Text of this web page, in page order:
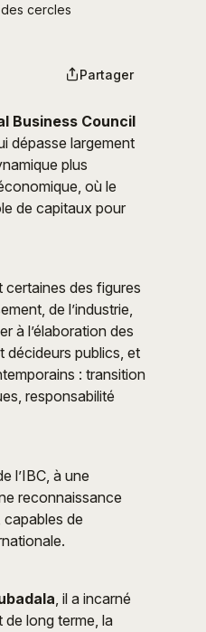
cercles
Partager
Business Council
dépasse largement
plus
où le
de capitaux pour
certaines des figures
de l’industrie,
à l’élaboration des
décideurs publics, et
: transition
responsabilité
l’IBC, à une
reconnaissance
de
, il a incarné
de long terme, la